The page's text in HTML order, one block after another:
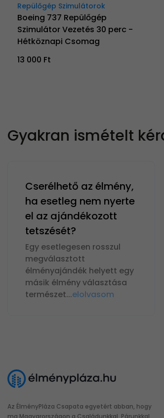
Repülőgép Szimulátorok
Boeing 737 Repülőgép
Szimulátor Vezetés 30 perc -
Hétköznapi Csomag
13 000 Ft
Gyakran ismételt
Cserélhető az élmény,
ha esetleg nem nyerte
el az ajándékozott
tetszését?
Egy esetlegesen rosszul
megválasztott
élményajándék helyett egy
másik élmény választása
természet...elolvasom
Az ÉlményPláza Csapata egyetért abban, hogy
ma Magyarországon a Családunkkal, Párunkkal